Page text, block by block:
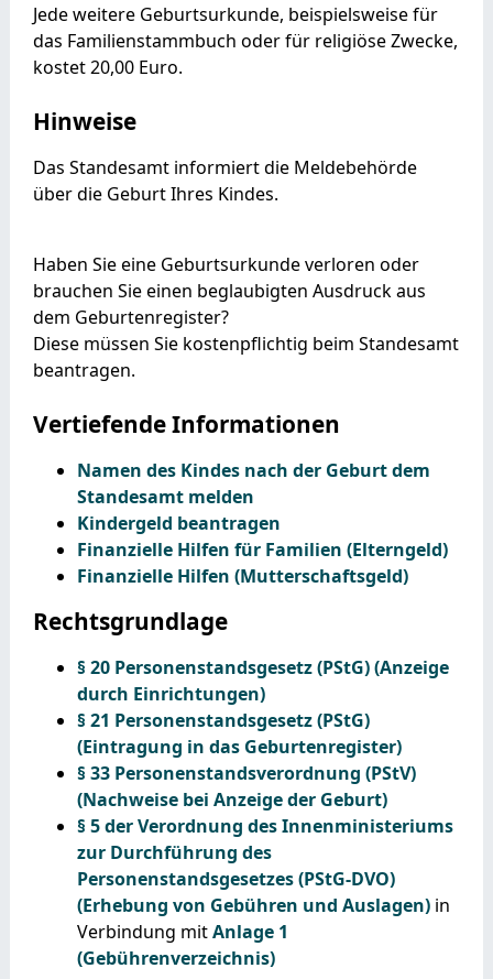
Jede weitere Geburtsurkunde, beispielsweise für
das Familienstammbuch oder für religiöse Zwecke,
kostet 20,00 Euro.
Hinweise
Das Standesamt informiert die Meldebehörde
über die Geburt Ihres Kindes.
Haben Sie eine Geburtsurkunde verloren oder
brauchen Sie einen beglaubigten Ausdruck aus
dem Geburtenregister?
Diese müssen Sie kostenpflichtig beim Standesamt
beantragen.
Vertiefende Informationen
Namen des Kindes nach der Geburt dem
Standesamt melden
Kindergeld beantragen
Finanzielle Hilfen für Familien (Elterngeld)
Finanzielle Hilfen (Mutterschaftsgeld)
Rechtsgrundlage
§ 20 Personenstandsgesetz (PStG) (Anzeige
durch Einrichtungen)
§ 21 Personenstandsgesetz (PStG)
(Eintragung in das Geburtenregister)
§ 33 Personenstandsverordnung (PStV)
(Nachweise bei Anzeige der Geburt)
§ 5 der Verordnung des Innenministeriums
zur Durchführung des
Personenstandsgesetzes (PStG-DVO)
(Erhebung von Gebühren und Auslagen)in
Verbindung mitAnlage 1
(Gebührenverzeichnis)